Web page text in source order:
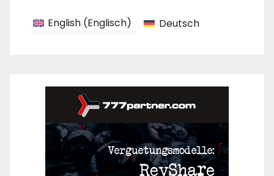
English (Englisch) Deutsch